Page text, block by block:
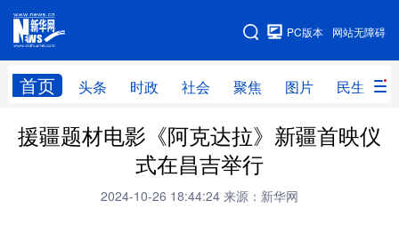
网站无障碍
PC版本
首页 头条 时政 社会 聚焦 图片 民生
网站地图
头条 时政 社会 聚焦
民生 访谈
服务
援疆题材电影《阿克达拉》新疆首映仪
式在昌吉举行
2024-10-26 18:44:24 来源：新华网